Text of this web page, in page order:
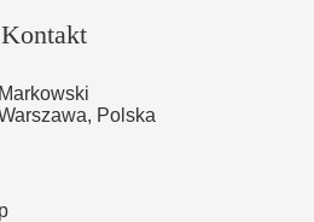
Kontakt
Polska